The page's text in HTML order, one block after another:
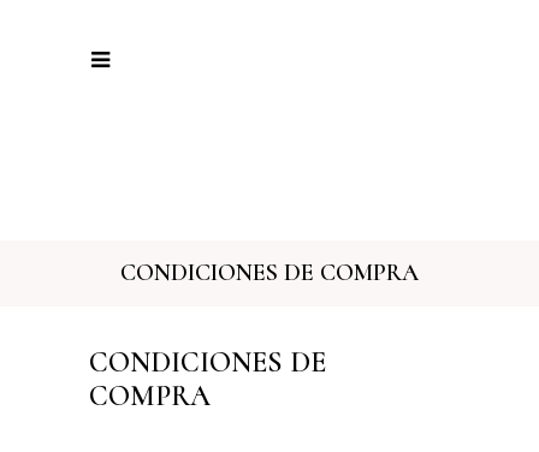
CONDICIONES DE COMPRA
CONDICIONES DE
COMPRA